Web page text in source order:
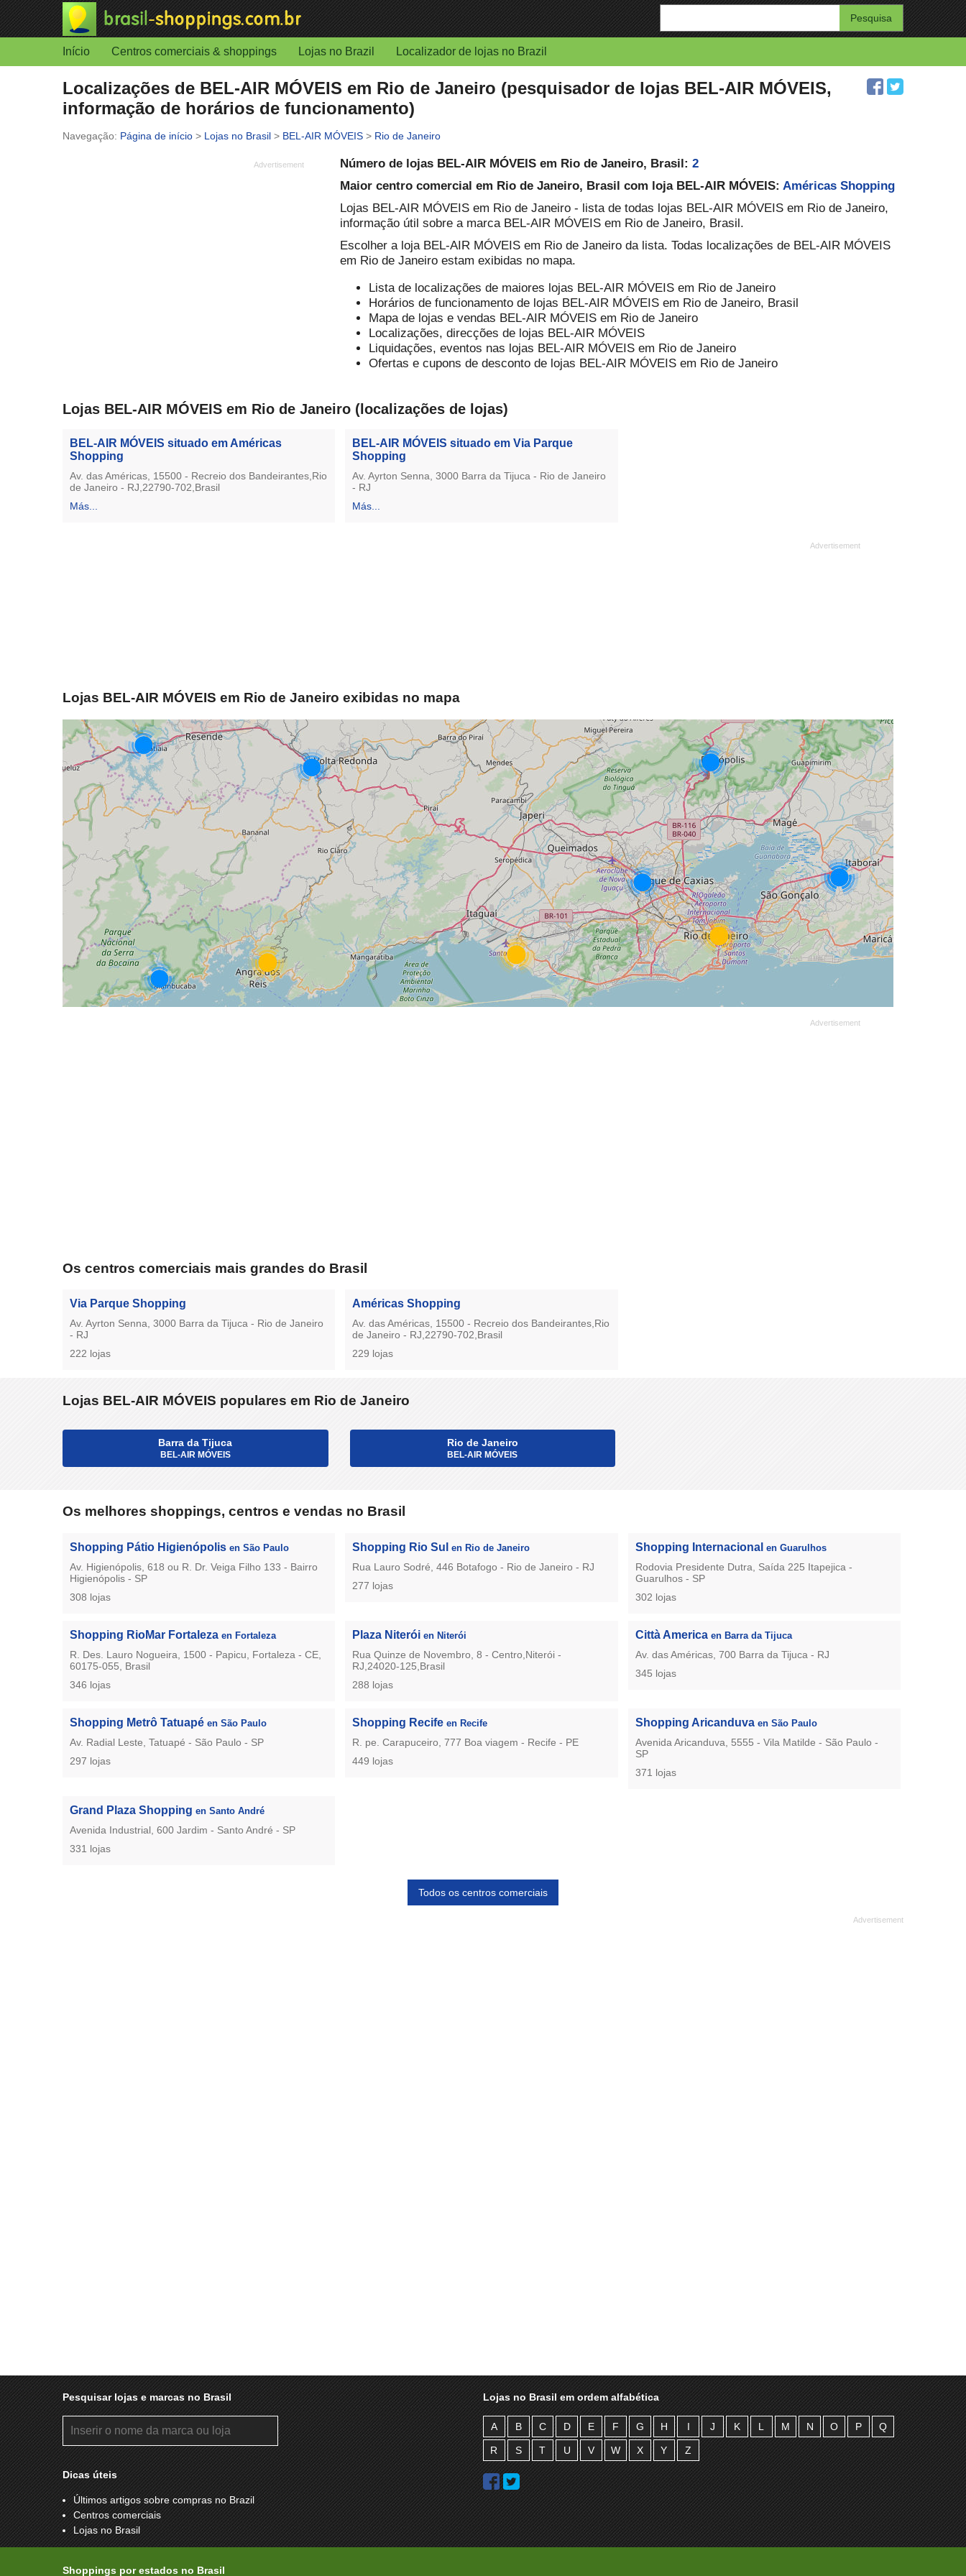
Enter
your
search
Início Centros comerciais & shoppings Lojas no Brazil Localizador de lojas no Brazil
Localizações de BEL-AIR MÓVEIS em Rio de Janeiro (pesquisador de lojas BEL-AIR MÓVEIS,
informação de horários de funcionamento)
Página de início > Lojas no Brasil > BEL-AIR MÓVEIS > Rio de Janeiro
Número de lojas BEL-AIR MÓVEIS em Rio de Janeiro, Brasil:2
Maior centro comercial em Rio de Janeiro, Brasil com loja BEL-AIR MÓVEIS:Américas Shopping
Lojas BEL-AIR MÓVEIS em Rio de Janeiro - lista de todas lojas BEL-AIR MÓVEIS em Rio de Janeiro,
informação útil sobre a marca BEL-AIR MÓVEIS em Rio de Janeiro, Brasil.
Escolher a loja BEL-AIR MÓVEIS em Rio de Janeiro da lista. Todas localizações de BEL-AIR MÓVEIS
em Rio de Janeiro estam exibidas no mapa.
Lista de localizações de maiores lojas BEL-AIR MÓVEIS em Rio de Janeiro
Horários de funcionamento de lojas BEL-AIR MÓVEIS em Rio de Janeiro, Brasil
Mapa de lojas e vendas BEL-AIR MÓVEIS em Rio de Janeiro
Localizações, direcções de lojas BEL-AIR MÓVEIS
Liquidações, eventos nas lojas BEL-AIR MÓVEIS em Rio de Janeiro
Ofertas e cupons de desconto de lojas BEL-AIR MÓVEIS em Rio de Janeiro
Lojas BEL-AIR MÓVEIS em Rio de Janeiro (localizações de lojas)
BEL-AIR MÓVEIS situado em Américas
Shopping
Av. das Américas, 15500 - Recreio dos Bandeirantes,Rio
de Janeiro - RJ,22790-702,Brasil
Más...
BEL-AIR MÓVEIS situado em Via Parque
Shopping
Av. Ayrton Senna, 3000 Barra da Tijuca - Rio de Janeiro
- RJ
Más...
Lojas BEL-AIR MÓVEIS em Rio de Janeiro exibidas no mapa
Os centros comerciais mais grandes do Brasil
Via Parque Shopping
Av. Ayrton Senna, 3000 Barra da Tijuca - Rio de Janeiro
- RJ
222 lojas
Américas Shopping
Av. das Américas, 15500 - Recreio dos Bandeirantes,Rio
de Janeiro - RJ,22790-702,Brasil
229 lojas
Lojas BEL-AIR MÓVEIS populares em Rio de Janeiro
Barra da Tijuca
BEL-AIR MÓVEIS
Rio de Janeiro
BEL-AIR MÓVEIS
Os melhores shoppings, centros e vendas no Brasil
Shopping Pátio Higienópolis en São Paulo
Av. Higienópolis, 618 ou R. Dr. Veiga Filho 133 - Bairro
Higienópolis - SP
308 lojas
Shopping Rio Sulen Rio de Janeiro
Rua Lauro Sodré, 446 Botafogo - Rio de Janeiro - RJ
277 lojas
Shopping Internacional en Guarulhos
Rodovia Presidente Dutra, Saída 225 Itapejica -
Guarulhos - SP
302 lojas
Shopping RioMar Fortaleza en Fortaleza
R. Des. Lauro Nogueira, 1500 - Papicu, Fortaleza - CE,
60175-055, Brasil
346 lojas
Plaza Niteróien Niterói
Rua Quinze de Novembro, 8 - Centro,Niterói -
RJ,24020-125,Brasil
288 lojas
Città America en Barra da Tijuca
Av. das Américas, 700 Barra da Tijuca - RJ
345 lojas
Shopping Metrô Tatuapé en São Paulo
Av. Radial Leste, Tatuapé - São Paulo - SP
297 lojas
Shopping Recifeen Recife
R. pe. Carapuceiro, 777 Boa viagem - Recife - PE
449 lojas
Shopping Aricanduva en São Paulo
Avenida Aricanduva, 5555 - Vila Matilde - São Paulo -
SP
371 lojas
Grand Plaza Shopping en Santo André
Avenida Industrial, 600 Jardim - Santo André - SP
331 lojas
Todos os centros comerciais
Pesquisar lojas e marcas no Brasil
Dicas úteis
Últimos artigos sobre compras no Brazil
Centros comerciais
Lojas no Brasil
Lojas no Brasil em ordem alfabética
A B C D E F G H I J K L M N O P Q
R S T U V W X Y Z
Shoppings por estados no Brasil